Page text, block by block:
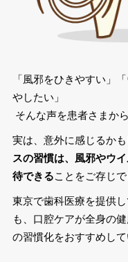
「風邪をひきやすい」
やしたい」
そんな声を患者さまか
実は、意外に感じるかも
スの習慣は、風邪やウ
待できることをご存じ
東京で歯科医療を提供し
も、口腔ケアが全身の
の習慣化をおすすめして